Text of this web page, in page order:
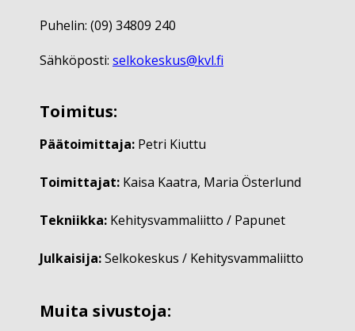
Puhelin: (09) 34809 240
Sähköposti: selkokeskus@kvl.fi
Toimitus:
Päätoimittaja: Petri Kiuttu
Toimittajat: Kaisa Kaatra, Maria Österlund
Tekniikka: Kehitysvammaliitto / Papunet
Julkaisija:Selkokeskus / Kehitysvammaliitto
Muita sivustoja: